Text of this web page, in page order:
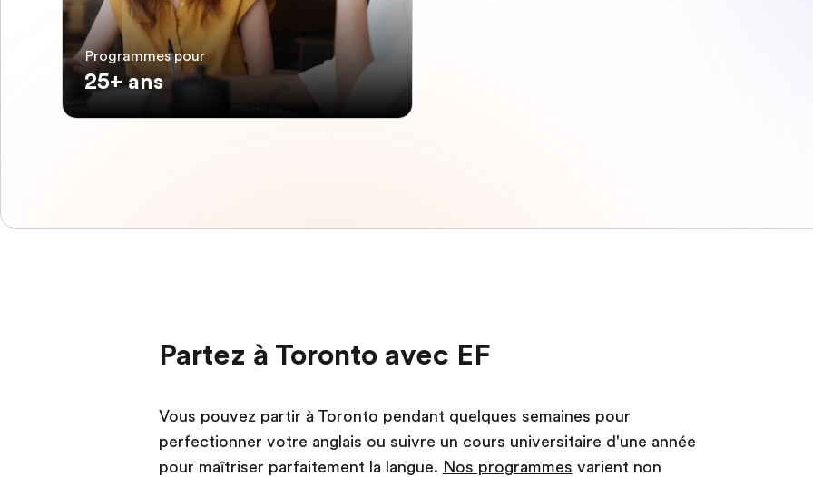
Programmes pour
25+ ans
Partez à Toronto avec EF
Vous pouvez partir à Toronto pendant quelques semaines pour
perfectionner votre anglais ou suivre un cours universitaire d'une année
pour maîtriser parfaitement la langue. Nos programmes varient non